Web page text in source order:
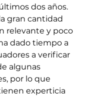
dos años.
gran cantidad
relevante y poco
dado tiempo a
a verificar
algunas
por lo que
experticia